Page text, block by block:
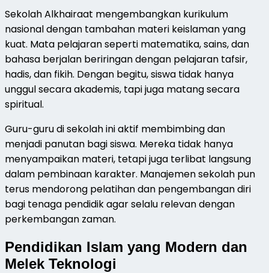
Sekolah Alkhairaat mengembangkan kurikulum
nasional dengan tambahan materi keislaman yang
kuat. Mata pelajaran seperti matematika, sains, dan
bahasa berjalan beriringan dengan pelajaran tafsir,
hadis, dan fikih. Dengan begitu, siswa tidak hanya
unggul secara akademis, tapi juga matang secara
spiritual.
Guru-guru di sekolah ini aktif membimbing dan
menjadi panutan bagi siswa. Mereka tidak hanya
menyampaikan materi, tetapi juga terlibat langsung
dalam pembinaan karakter. Manajemen sekolah pun
terus mendorong pelatihan dan pengembangan diri
bagi tenaga pendidik agar selalu relevan dengan
perkembangan zaman.
Pendidikan Islam yang Modern dan
Melek Teknologi